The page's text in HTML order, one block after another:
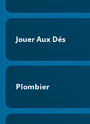
Jouer Aux Dés
Plombier